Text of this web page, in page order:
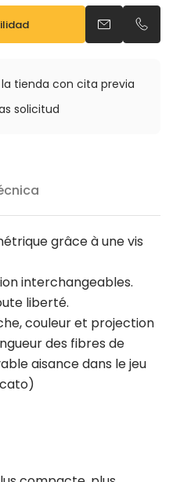
Enviar un
tienda con cita previa
solicitud
grâce à une vis
interchangeables.
liberté.
couleur et projection
des fibres de
aisance dans le jeu